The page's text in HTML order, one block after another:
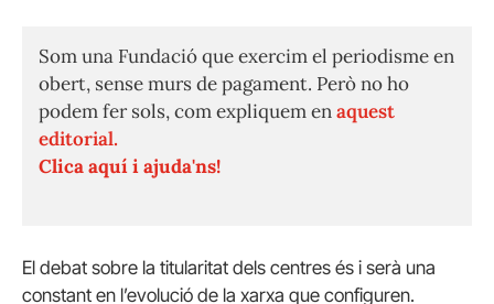
Som una Fundació que exercim el periodisme en
obert, sense murs de pagament. Però no ho
podem fer sols, com expliquem enaquest
editorial.
Clica aquí i ajuda'ns!
El debat sobre la titularitat dels centres és i serà una
constant en l’evolució de la xarxa que configuren.